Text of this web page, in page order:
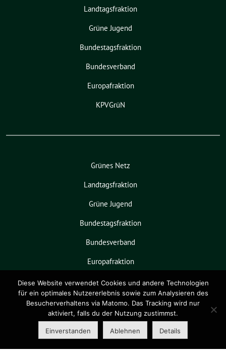
Landtagsfraktion
Grüne Jugend
Bundestagsfraktion
Bundesverband
Europafraktion
KPVGrüN
Grünes Netz
Landtagsfraktion
Grüne Jugend
Bundestagsfraktion
Bundesverband
Europafraktion
KPVGrüN
Grüne Niedersachsen benutzt das
freie grüne Themesunflower
‐ ein
Angebot derverdigado eG.
Diese Website verwendet Cookies und andere Technologien
für ein optimales Nutzererlebnis sowie zum Analysieren des
Besucherverhaltens via Matomo. Das Tracking wird nur
aktiviert, falls du der Nutzung zustimmst.
Einverstanden Ablehnen Details